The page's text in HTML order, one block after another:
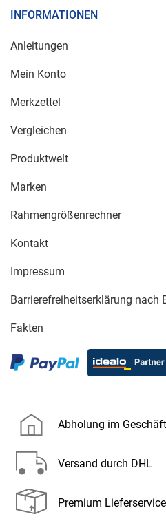
INFORMATIONEN
Anleitungen
Mein Konto
Merkzettel
Vergleichen
Produktwelt
Marken
Rahmengrößenrechner
Kontakt
Impressum
Barrierefreiheitserklärung nach
Fakten
Abholung im Geschäft
Versand durch DHL
Premium Lieferservice